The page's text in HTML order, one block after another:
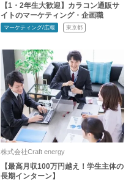
【1・2年生大歓迎】カラコン通販サ
イトのマーケティング・企画職
マーケティング/広報 東京都
株式会社Craft energy
【最高月収100万円越え！学生主体の
長期インターン】